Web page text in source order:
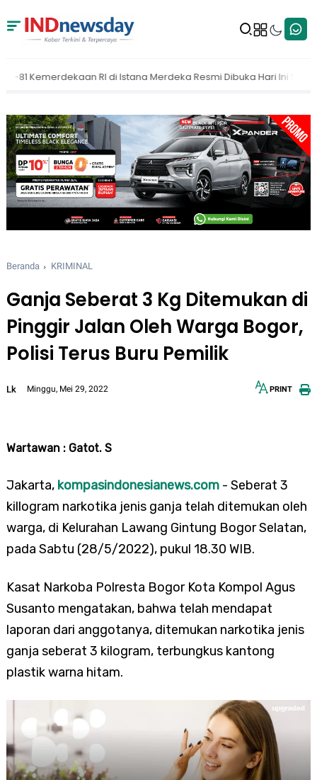
Merdeka Resmi Dibuka Hari Ini 5 Agustus 2026 MAKI Dorong
Beranda KRIMINAL
Ganja Seberat 3 Kg Ditemukan di
Pinggir Jalan Oleh Warga Bogor,
Polisi Terus Buru Pemilik
Lk Minggu, Mei 29, 2022 PRINT
Wartawan : Gatot. S
Jakarta, kompasindonesianews.com- Seberat 3
killogram narkotika jenis ganja telah ditemukan oleh
warga, di Kelurahan Lawang Gintung Bogor Selatan,
pada Sabtu (28/5/2022), pukul 18.30 WIB.
Kasat Narkoba Polresta Bogor Kota Kompol Agus
Susanto mengatakan, bahwa telah mendapat
laporan dari anggotanya, ditemukan narkotika jenis
ganja seberat 3 kilogram, terbungkus kantong
plastik warna hitam.